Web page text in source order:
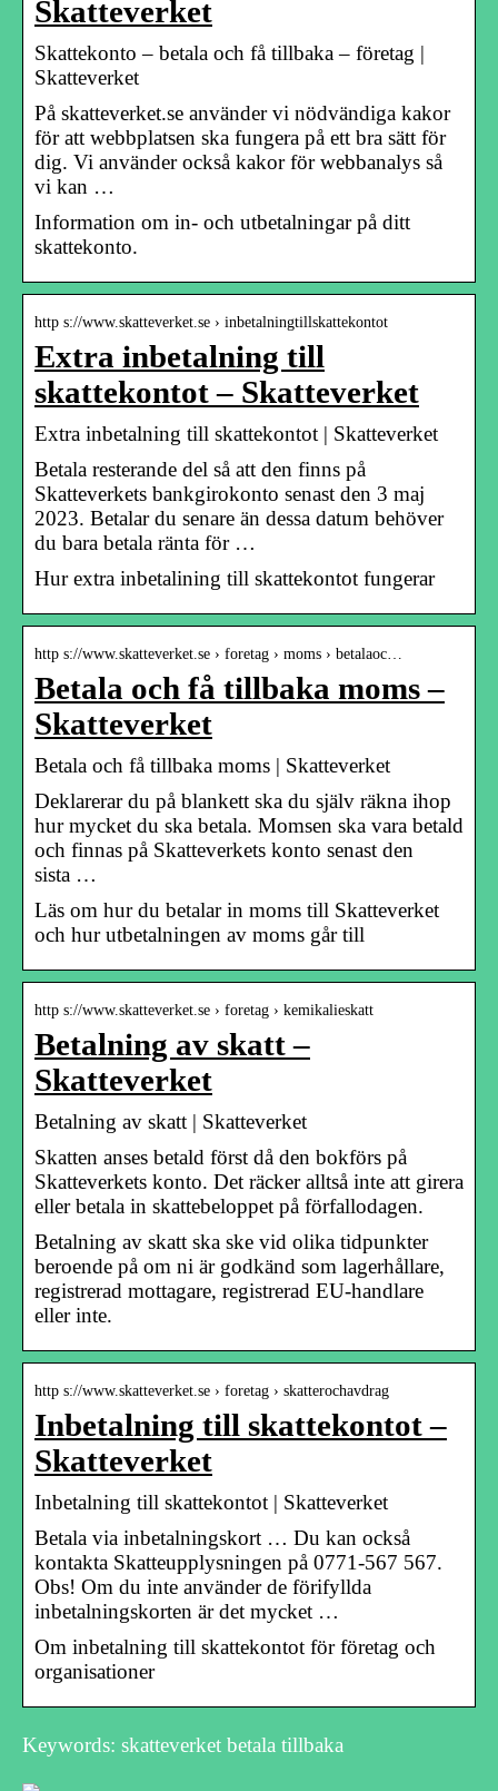
Skatteverket
Skattekonto – betala och få tillbaka – företag |
Skatteverket
På skatteverket.se använder vi nödvändiga kakor
för att webbplatsen ska fungera på ett bra sätt för
dig. Vi använder också kakor för webbanalys så
vi kan …
Information om in- och utbetalningar på ditt
skattekonto.
http s://www.skatteverket.se › inbetalningtillskattekontot
Extra inbetalning till
skattekontot – Skatteverket
Extra inbetalning till skattekontot | Skatteverket
Betala resterande del så att den finns på
Skatteverkets bankgirokonto senast den 3 maj
2023. Betalar du senare än dessa datum behöver
du bara betala ränta för …
Hur extra inbetalining till skattekontot fungerar
http s://www.skatteverket.se › foretag › moms › betalaoc…
Betala och få tillbaka moms –
Skatteverket
Betala och få tillbaka moms | Skatteverket
Deklarerar du på blankett ska du själv räkna ihop
hur mycket du ska betala. Momsen ska vara betald
och finnas på Skatteverkets konto senast den
sista …
Läs om hur du betalar in moms till Skatteverket
och hur utbetalningen av moms går till
http s://www.skatteverket.se › foretag › kemikalieskatt
Betalning av skatt –
Skatteverket
Betalning av skatt | Skatteverket
Skatten anses betald först då den bokförs på
Skatteverkets konto. Det räcker alltså inte att girera
eller betala in skattebeloppet på förfallodagen.
Betalning av skatt ska ske vid olika tidpunkter
beroende på om ni är godkänd som lagerhållare,
registrerad mottagare, registrerad EU-handlare
eller inte.
http s://www.skatteverket.se › foretag › skatterochavdrag
Inbetalning till skattekontot –
Skatteverket
Inbetalning till skattekontot | Skatteverket
Betala via inbetalningskort … Du kan också
kontakta Skatteupplysningen på 0771-567 567.
Obs! Om du inte använder de förifyllda
inbetalningskorten är det mycket …
Om inbetalning till skattekontot för företag och
organisationer
Keywords: skatteverket betala tillbaka